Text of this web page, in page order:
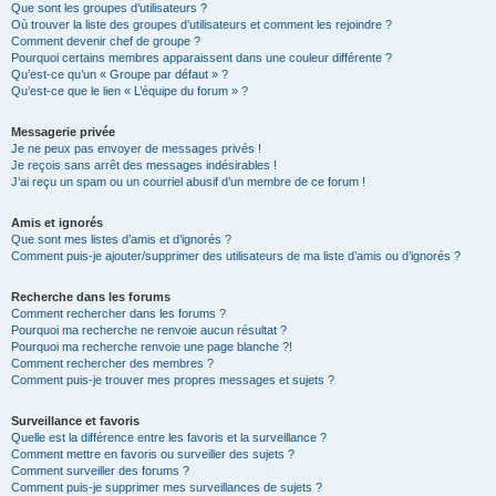
Que sont les groupes d’utilisateurs ?
Où trouver la liste des groupes d’utilisateurs et comment les rejoindre ?
Comment devenir chef de groupe ?
Pourquoi certains membres apparaissent dans une couleur différente ?
Qu’est-ce qu’un « Groupe par défaut » ?
Qu’est-ce que le lien « L’équipe du forum » ?
Messagerie privée
Je ne peux pas envoyer de messages privés !
Je reçois sans arrêt des messages indésirables !
J’ai reçu un spam ou un courriel abusif d’un membre de ce forum !
Amis et ignorés
Que sont mes listes d’amis et d’ignorés ?
Comment puis-je ajouter/supprimer des utilisateurs de ma liste d’amis ou d’ignorés ?
Recherche dans les forums
Comment rechercher dans les forums ?
Pourquoi ma recherche ne renvoie aucun résultat ?
Pourquoi ma recherche renvoie une page blanche ?!
Comment rechercher des membres ?
Comment puis-je trouver mes propres messages et sujets ?
Surveillance et favoris
Quelle est la différence entre les favoris et la surveillance ?
Comment mettre en favoris ou surveiller des sujets ?
Comment surveiller des forums ?
Comment puis-je supprimer mes surveillances de sujets ?